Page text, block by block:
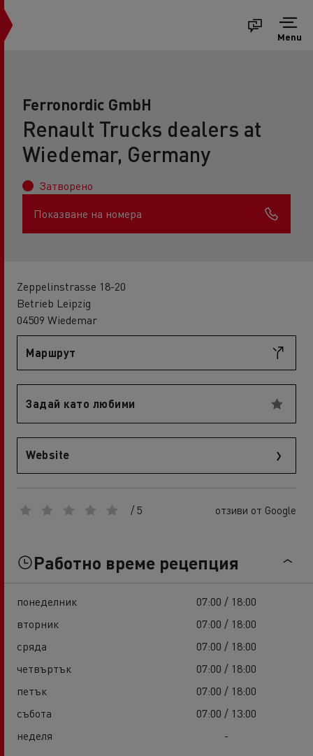
Menu
Ferronordic GmbH
Renault Trucks dealers at
Wiedemar, Germany
Затворено
Показване на номера
Zeppelinstrasse 18-20
Betrieb Leipzig
04509 Wiedemar
Маршрут
Задай като любими
Website
/ 5 отзиви от Google
Работно време рецепция
понеделник
07:00 / 18:00
вторник
07:00 / 18:00
сряда
07:00 / 18:00
четвъртък
07:00 / 18:00
петък
07:00 / 18:00
събота
07:00 / 13:00
неделя
-